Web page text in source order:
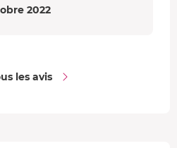
2022
les avis